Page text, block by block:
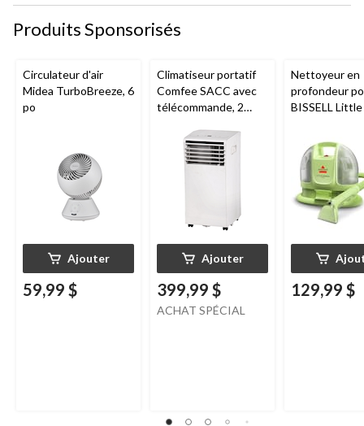
Produits Sponsorisés
Circulateur d'air
Midea TurboBreeze, 6
po
Ajouter
59,99 $
Climatiseur portatif
Comfee SACC avec
télécommande, 2
Ajouter
399,99 $
ACHAT SPÉCIAL
Nettoyeur en
profondeur
BISSELL
tapis et tissus
129,99 $